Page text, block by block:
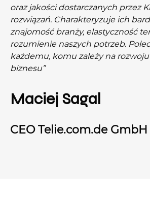
oraz jakości dostarczanych przez
rozwiązań. Charakteryzuje ich
znajomość branży, elastyczność
rozumienie naszych potrzeb.
każdemu, komu zależy na
biznesu”
Maciej Sagal
CEO Telie.com.de GmbH